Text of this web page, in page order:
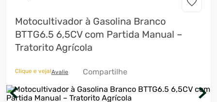
Motocultivador à Gasolina Branco
BTTG6.5 6,5CV com Partida Manual –
Tratorito Agrícola
Clique e veja!Avalie Compartilhe
2º
fogão
3
freezer
5º
soprador
6º
cervejeira